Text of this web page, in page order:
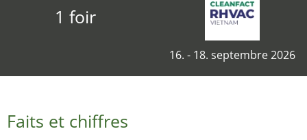
1 foir
16. - 18. septembre 2026
Faits et chiffres